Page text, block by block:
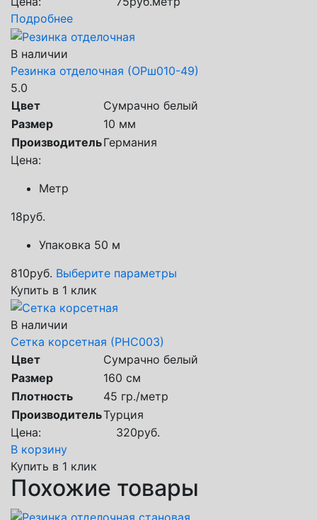
Подробнее
В наличии
Резинка отделочная (ОРш010-49)
5.0
Цвет
Сумрачно белый
Размер
10 мм
ПроизводительГермания
Цена:
Метр
18руб.
Упаковка 50 м
810руб. Выберите параметры
Купить в 1 клик
В наличии
Сетка корсетная (РНС003)
Цвет
Сумрачно белый
Размер
160 см
Плотность
45 гр./метр
ПроизводительТурция
Цена:
320руб.
В корзину
Купить в 1 клик
Похожие товары